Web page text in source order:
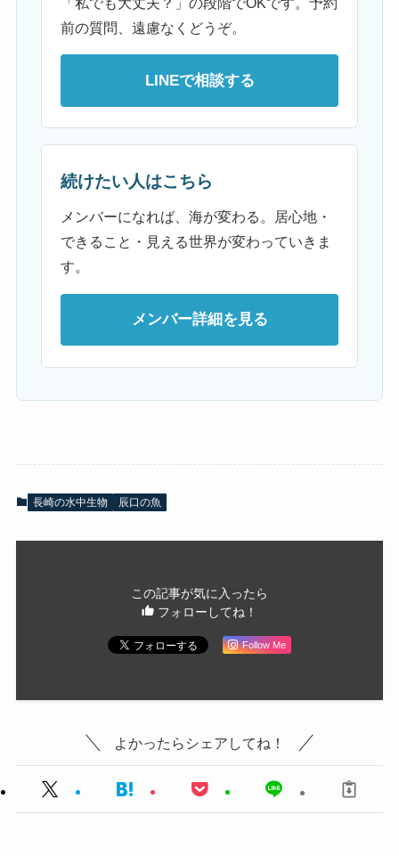
前の質問、遠慮なくどうぞ。
LINEで相談する
続けたい人はこちら
メンバーになれば、海が変わる。居心地・
できること・見える世界が変わっていきま
す。
メンバー詳細を見る
長崎の水中生物 辰口の魚
この記事が気に入ったら
フォローしてね！
Follow Me
よかったらシェアしてね！